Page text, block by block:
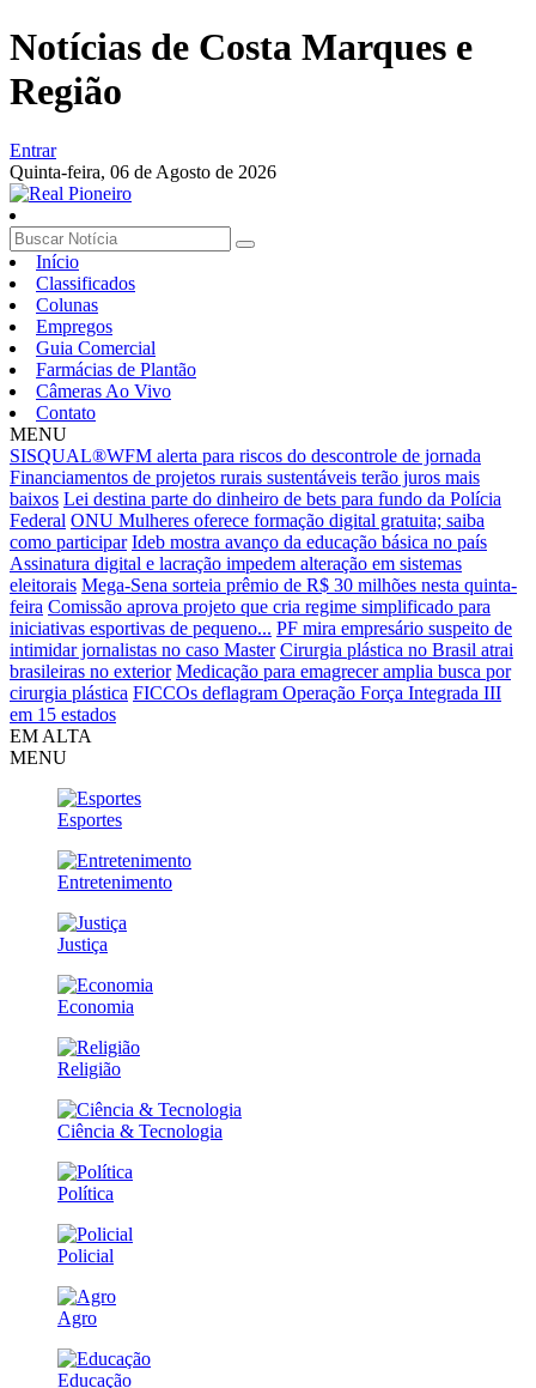
Notícias de Costa Marques e
Região
Entrar
Quinta-feira, 06 de Agosto de 2026
Início
Classificados
Colunas
Empregos
Guia Comercial
Farmácias de Plantão
Câmeras Ao Vivo
Contato
MENU
SISQUAL®WFM alerta para riscos do descontrole de jornada
Financiamentos de projetos rurais sustentáveis terão juros mais
baixos Lei destina parte do dinheiro de bets para fundo da Polícia
Federal ONU Mulheres oferece formação digital gratuita; saiba
como participar Ideb mostra avanço da educação básica no país
Assinatura digital e lacração impedem alteração em sistemas
eleitorais Mega-Sena sorteia prêmio de R$ 30 milhões nesta quinta-
feira Comissão aprova projeto que cria regime simplificado para
iniciativas esportivas de pequeno... PF mira empresário suspeito de
intimidar jornalistas no caso Master Cirurgia plástica no Brasil atrai
brasileiras no exterior Medicação para emagrecer amplia busca por
cirurgia plástica FICCOs deflagram Operação Força Integrada III
em 15 estados
EM ALTA
MENU
Esportes
Entretenimento
Justiça
Economia
Religião
Ciência & Tecnologia
Política
Policial
Agro
Educação